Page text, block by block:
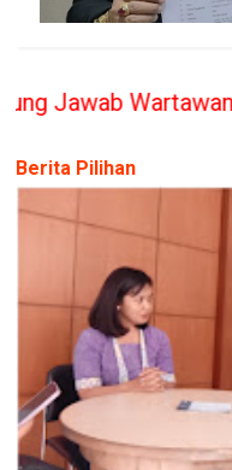
Masing-
Berita Pilihan